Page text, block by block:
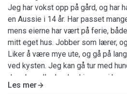
Jeg har vokst opp på gård, og har
en Aussie i 14 år. Har passet
mens eierne har vært på ferie,
mitt eget hus. Jobber som lærer,
Liker å være mye ute, og gå på
ved kysten. Jeg kan gå tur med
dere bor eller ha den hjemme i
tilgjengelig de fleste helger,
Les mer